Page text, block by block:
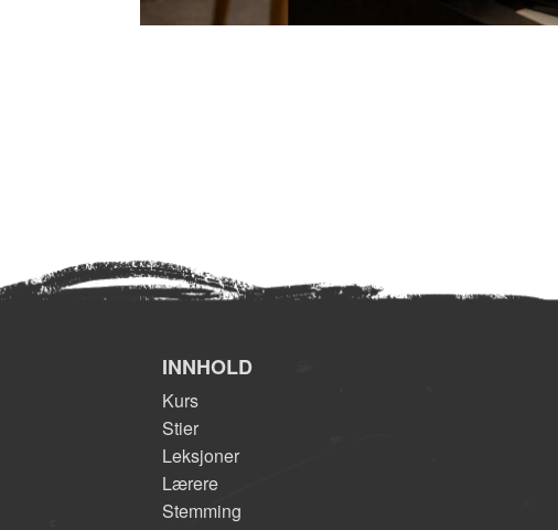
INNHOLD
Kurs
Stier
Leksjoner
Lærere
Stemming